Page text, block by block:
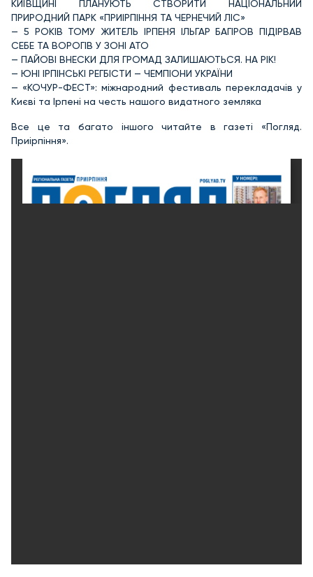
КИЇВЩИНІ ПЛАНУЮТЬ СТВОРИТИ НАЦІОНАЛЬНИЙ
ПРИРОДНИЙ ПАРК «ПРИІРПІННЯ ТА ЧЕРНЕЧИЙ ЛІС»
— 5 РОКІВ ТОМУ ЖИТЕЛЬ ІРПЕНЯ ІЛЬГАР БАГІРОВ ПІДІРВАВ
СЕБЕ ТА ВОРОГІВ У ЗОНІ АТО
— ПАЙОВІ ВНЕСКИ ДЛЯ ГРОМАД ЗАЛИШАЮТЬСЯ. НА РІК!
— ЮНІ ІРПІНСЬКІ РЕГБІСТИ — ЧЕМПІОНИ УКРАЇНИ
— «КОЧУР-ФЕСТ»: міжнародний фестиваль перекладачів у
Києві та Ірпені на честь нашого видатного земляка
Все це та багато іншого читайте в газеті «Погляд.
Приірпіння».